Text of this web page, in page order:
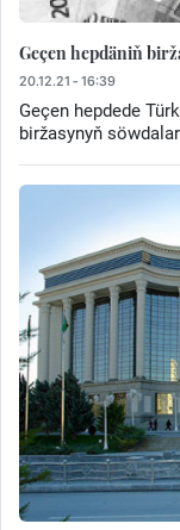
Geçen hepdäniň
20.12.21 - 16:39
Geçen hepdede
biržasynyň